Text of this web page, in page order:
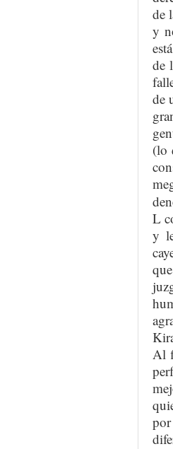
de
y
de
de
(lo
L
y
Al